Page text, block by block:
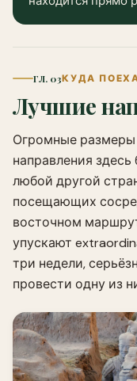
ГЛ. 03КУДА
Лучшие
Огромные
направления здесь
любой другой
посещающих
восточном
упускают
три недели,
провести одну из